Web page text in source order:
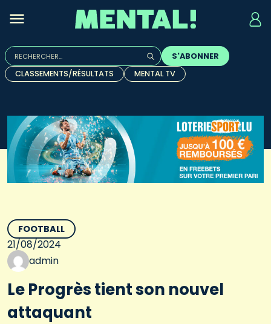
Rechercher :
Quand les résultats de l'auto-complétion sont
S'ABONNER
CLASSEMENTS/RÉSULTATS
MENTAL TV
FOOTBALL
21/08/2024
admin
Le Progrès tient son nouvel
attaquant